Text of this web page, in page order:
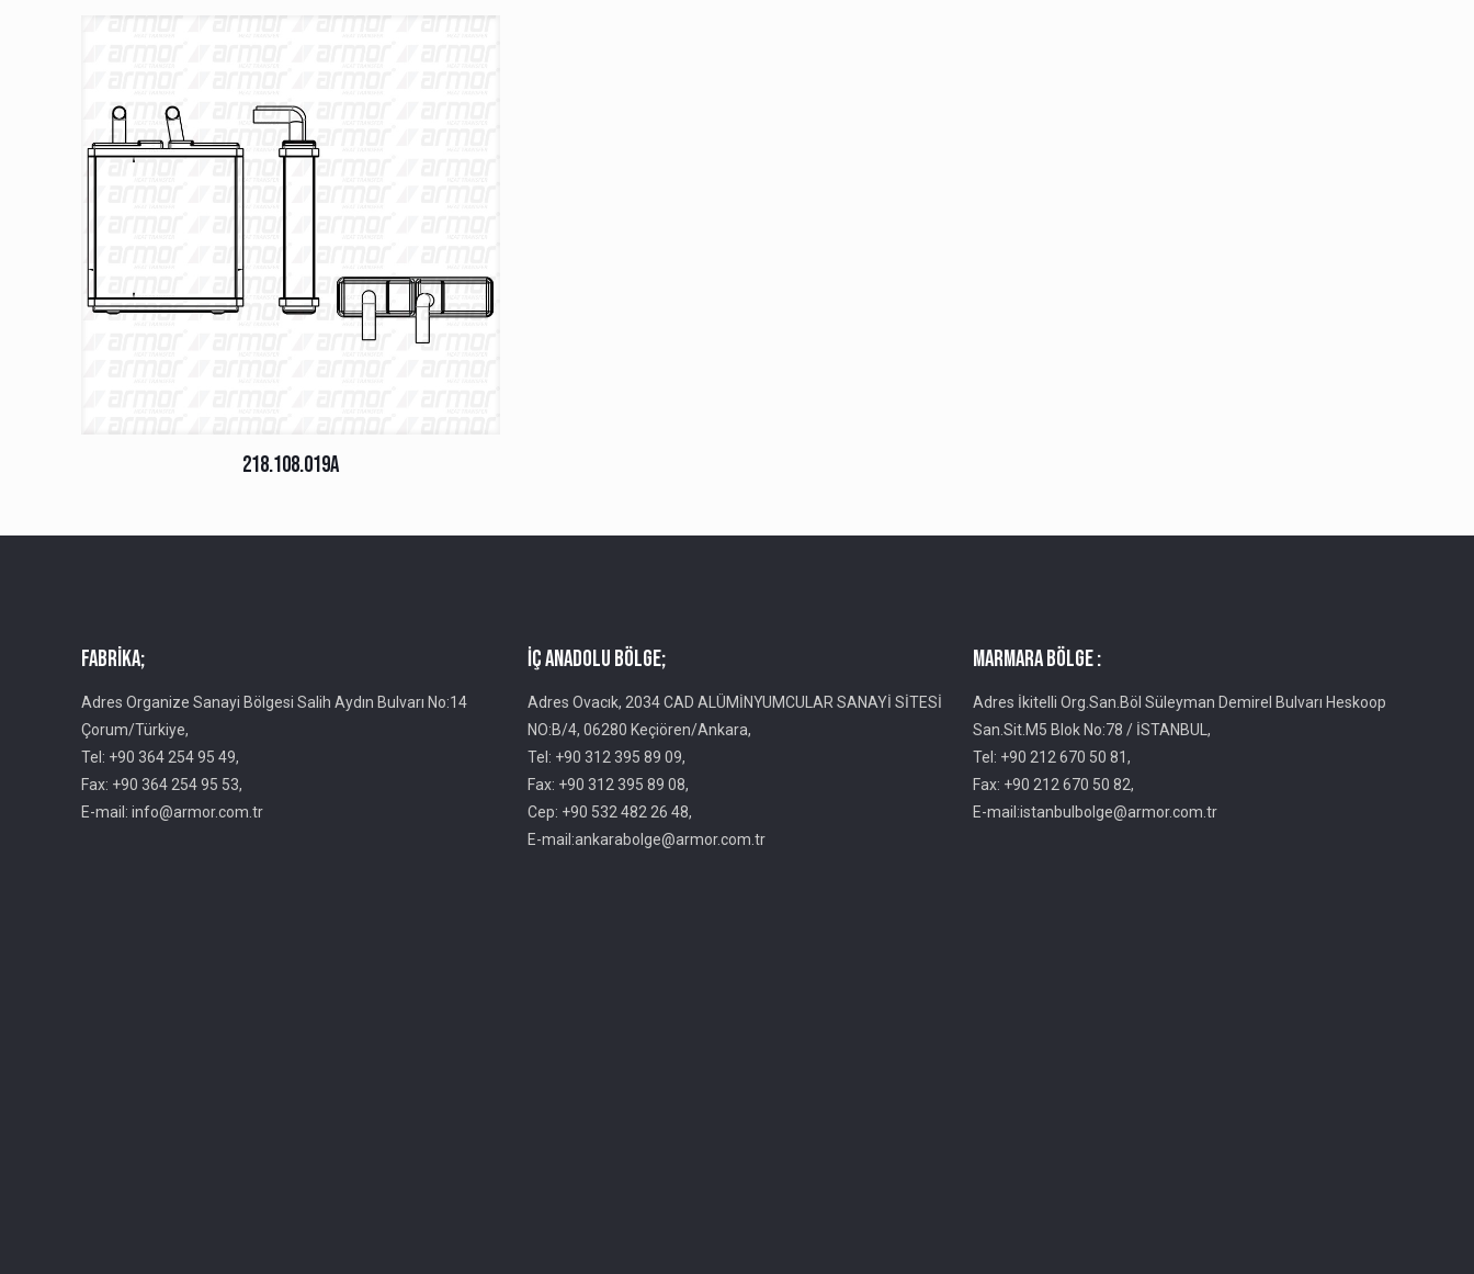
218.108.019A
Fabrika;
Adres Organize Sanayi Bölgesi Salih Aydın Bulvarı No:14
Çorum/Türkiye,
Tel: +90 364 254 95 49,
Fax: +90 364 254 95 53,
E-mail: info@armor.com.tr
İç Anadolu Bölge;
Adres Ovacık, 2034 CAD ALÜMİNYUMCULAR SANAYİ SİTESİ
NO:B/4, 06280 Keçiören/Ankara,
Tel: +90 312 395 89 09,
Fax: +90 312 395 89 08,
Cep: +90 532 482 26 48,
E-mail:ankarabolge@armor.com.tr
MARMARA BÖLGE :
Adres İkitelli Org.San.Böl Süleyman Demirel Bulvarı Heskoop
San.Sit.M5 Blok No:78 / İSTANBUL,
Tel: +90 212 670 50 81,
Fax: +90 212 670 50 82,
E-mail:istanbulbolge@armor.com.tr